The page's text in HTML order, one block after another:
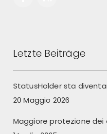
Letzte Beiträge
StatusHolder sta
20 Maggio 2026
Maggiore protezione